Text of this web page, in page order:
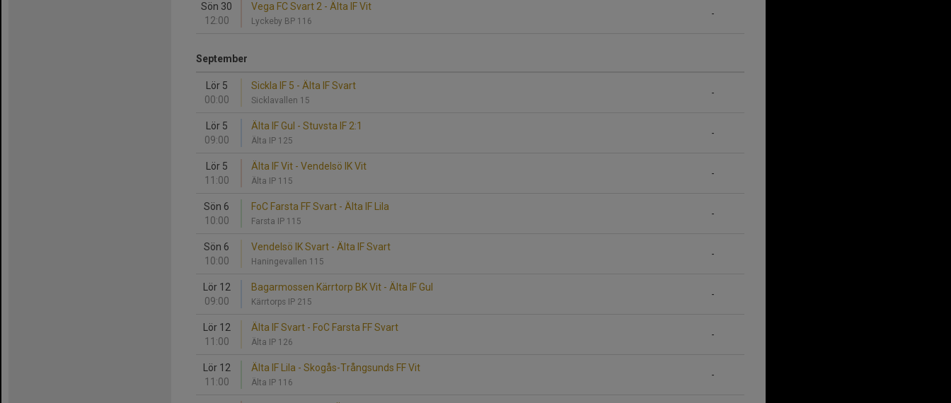
Sön 30
12:00
-
Vega FC Svart 2 - Älta IF Vit
Lyckeby BP 116
September
Lör 5
00:00
-
Sickla IF 5 - Älta IF Svart
Sicklavallen 15
Lör 5
09:00
-
Älta IF Gul - Stuvsta IF 2:1
Älta IP 125
Lör 5
11:00
-
Älta IF Vit - Vendelsö IK Vit
Älta IP 115
Sön 6
10:00
-
FoC Farsta FF Svart - Älta IF Lila
Farsta IP 115
Sön 6
10:00
-
Vendelsö IK Svart - Älta IF Svart
Haningevallen 115
Lör 12
09:00
-
Bagarmossen Kärrtorp BK Vit - Älta IF Gul
Kärrtorps IP 215
Lör 12
11:00
-
Älta IF Svart - FoC Farsta FF Svart
Älta IP 126
Lör 12
11:00
-
Älta IF Lila - Skogås-Trångsunds FF Vit
Älta IP 116